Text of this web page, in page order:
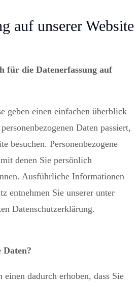
auf unserer Website
für die Datenerfassung auf
geben einen einfachen überblick
Daten passiert,
besuchen. Personenbezogene
denen Sie persönlich
Ausführliche Informationen
entnehmen Sie unserer unter
Datenschutzerklärung.
dadurch erhoben, dass Sie